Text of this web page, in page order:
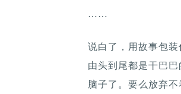
……
说白了，用故事包
由头到尾都是干巴
脑子了。要么放弃